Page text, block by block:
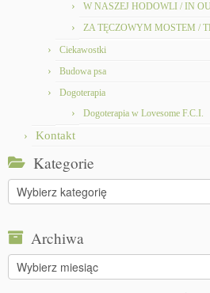
W NASZEJ HODOWLI / IN
ZA TĘCZOWYM MOSTEM /
Ciekawostki
Budowa psa
Dogoterapia
Dogoterapia w Lovesome F.C.I.
Kontakt
Kategorie
Kategorie
Archiwa
Archiwa